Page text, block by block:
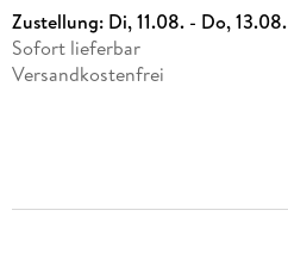
Zustellung: Di, 11.08. - Do, 13.08.
Sofort lieferbar
Versandkostenfrei